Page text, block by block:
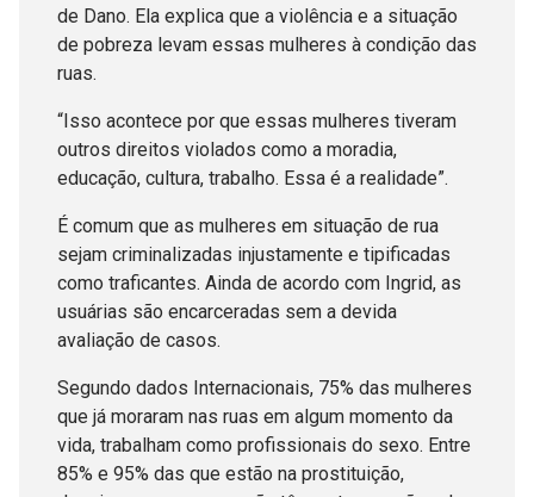
de Dano. Ela explica que a violência e a situação
de pobreza levam essas mulheres à condição das
ruas.
“Isso acontece por que essas mulheres tiveram
outros direitos violados como a moradia,
educação, cultura, trabalho. Essa é a realidade”.
É comum que as mulheres em situação de rua
sejam criminalizadas injustamente e tipificadas
como traficantes. Ainda de acordo com Ingrid, as
usuárias são encarceradas sem a devida
avaliação de casos.
Segundo dados Internacionais, 75% das mulheres
que já moraram nas ruas em algum momento da
vida, trabalham como profissionais do sexo. Entre
85% e 95% das que estão na prostituição,